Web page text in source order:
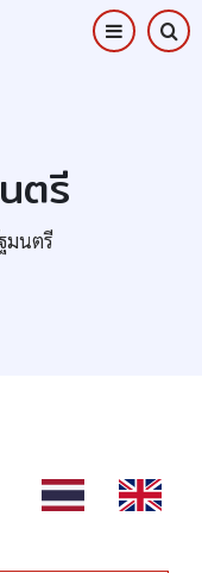
ตรี
มนตรี